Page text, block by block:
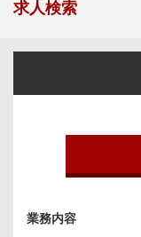
求人検索
業務内容